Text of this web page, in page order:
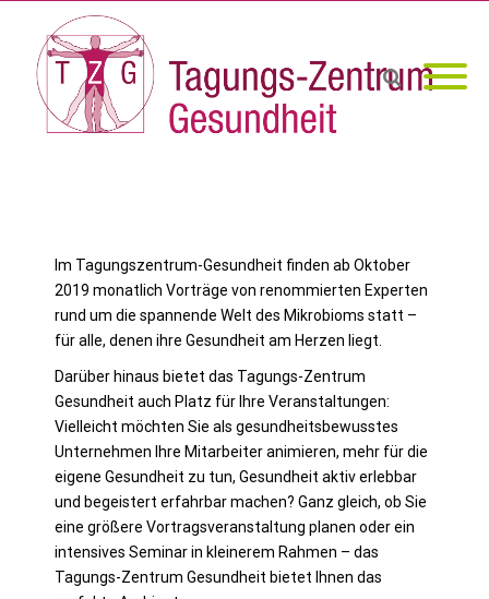
Im Tagungszentrum-Gesundheit finden ab Oktober
2019 monatlich Vorträge von renommierten Experten
rund um die spannende Welt des Mikrobioms statt –
für alle, denen ihre Gesundheit am Herzen liegt.
Darüber hinaus bietet das Tagungs-Zentrum
Gesundheit auch Platz für Ihre Veranstaltungen:
Vielleicht möchten Sie als gesundheitsbewusstes
Unternehmen Ihre Mitarbeiter animieren, mehr für die
eigene Gesundheit zu tun, Gesundheit aktiv erlebbar
und begeistert erfahrbar machen? Ganz gleich, ob Sie
eine größere Vortragsveranstaltung planen oder ein
intensives Seminar in kleinerem Rahmen – das
Tagungs-Zentrum Gesundheit bietet Ihnen das